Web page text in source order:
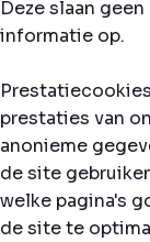
Deze slaan
informatie op.
prestaties van
anonieme
de site
welke pagina's
de site te